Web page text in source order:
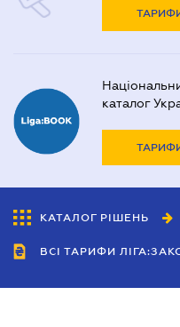
каталог
КАТАЛОГ РІШЕНЬ
ВСІ ТАРИФИ